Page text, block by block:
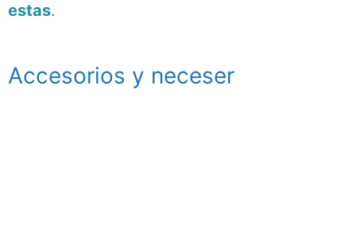
estas.
Accesorios y neceser